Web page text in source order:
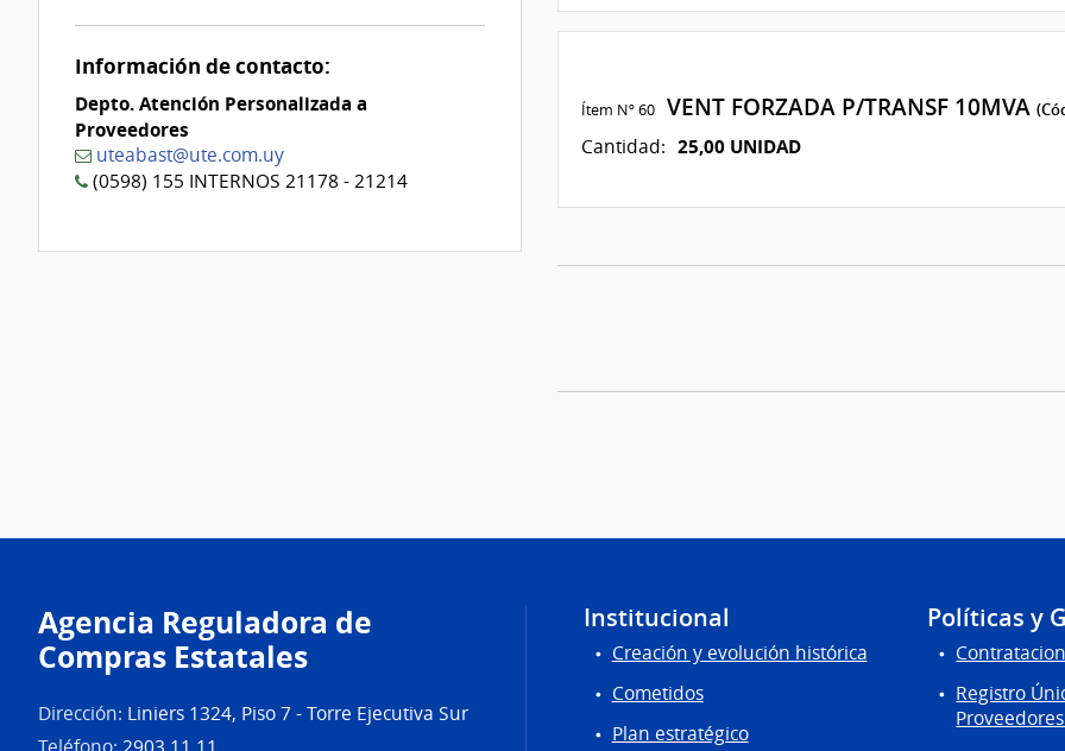
0
Información de contacto:
Depto. Atención Personalizada a
Proveedores
uteabast@ute.com.uy
(0598) 155 INTERNOS 21178 - 21214
Ítem Nº 60VENT FORZADA P/TRANSF 10MVA
Cantidad: 25,00 UNIDAD
Agencia Reguladora de
Compras Estatales
Dirección: Liniers 1324, Piso 7 - Torre Ejecutiva Sur
Institucional
Creación y evolución histórica
Cometidos
Plan estratégico
Políticas y
Registro